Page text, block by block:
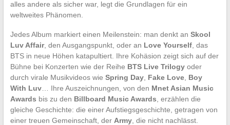
alles andere als sicher war, legt die Grundlagen für ein
weltweites Phänomen.
Jedes Album markiert einen Meilenstein: man denkt an Skool
Luv Affair, den Ausgangspunkt, oder an Love Yourself, das
BTS in neue Höhen katapultiert. Ihre Kohäsion zeigt sich auf der
Bühne bei Konzerten wie der Reihe BTS Live Trilogyoder
durch virale Musikvideos wie Spring Day, Fake Love, Boy
With Luv… Ihre Auszeichnungen, von den Mnet Asian Music
Awards bis zu den Billboard Music Awards , erzählen die
gleiche Geschichte: die einer Aufstiegsgeschichte, getragen von
einer treuen Gemeinschaft, der Army, die nicht nachlässt.